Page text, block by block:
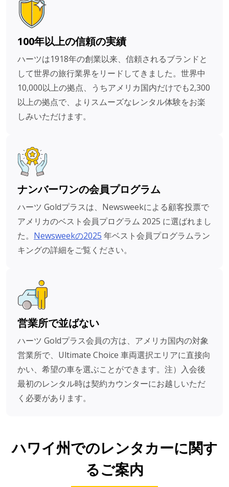
100年以上の信頼の実績
ハーツは1918年の創業以来、信頼されるブランドと
して世界の旅行業界をリードしてきました。世界中
10,000以上の拠点、うちアメリカ国内だけでも2,300
以上の拠点で、よりスムーズなレンタル体験をお楽
しみいただけます。
ナンバーワンの会員プログラム
ハーツ Goldプラスは、Newsweekによる顧客投票で
アメリカのベスト会員プログラム 2025 に選ばれまし
た。 Newsweekの2025 年ベスト会員プログラムラン
キングの詳細をご覧ください。
営業所で並ばない
ハーツ Goldプラス会員の方は、アメリカ国内の対象
営業所で、Ultimate Choice 車両選択エリアに直接向
かい、希望の車を選ぶことができます。注）入会後
最初のレンタル時は契約カウンターにお越しいただ
く必要があります。
ハワイ州でのレンタカーに関す
るご案内